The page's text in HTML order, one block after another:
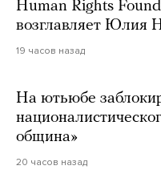
Human Rights
возглавляет Юлия
19 часов назад
На ютьюбе
община»
20 часов назад